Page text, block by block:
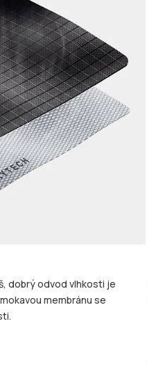
dobrý odvod vlhkosti je
membránu se